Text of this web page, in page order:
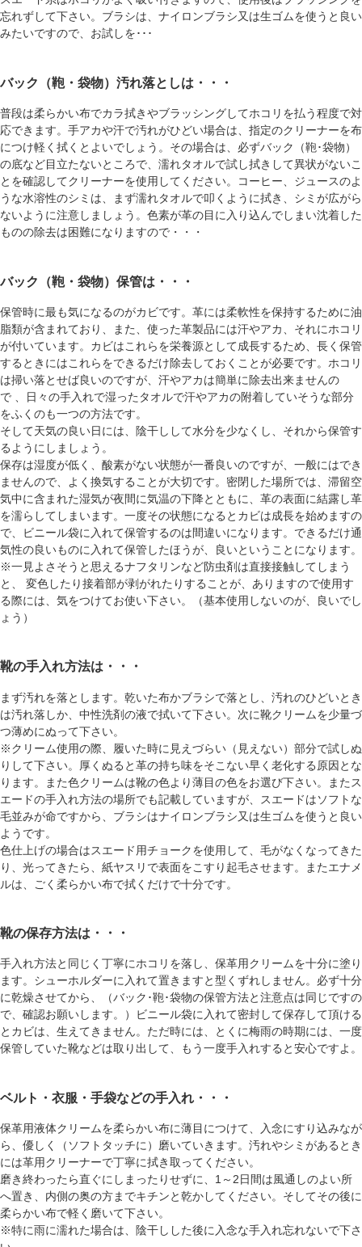
忘れずして下さい。ブラシは、ナイロンブラシ又は生ゴムを使うと良い
みたいですので、お試しを･･･
バック（鞄・袋物）汚れ落としは・・・
普段は柔らかい布でカラ拭きやブラッシングしてホコリを払う程度で対
応できます。手アカや汗で汚れがひどい場合は、指定のクリーナーを布
につけ軽く拭くとよいでしょう。その場合は、必ずバック（鞄･袋物）
の底など目立たないところで、濡れタオルで試し拭きして異状がないこ
とを確認してクリーナーを使用してください。コーヒー、ジュースのよ
うな水溶性のシミは、まず濡れタオルで叩くように拭き、シミが広がら
ないように注意しましょう。色素が革の目に入り込んでしまい沈着した
ものの除去は困難になりますので・・・
バック（鞄・袋物）保管は・・・
保管時に最も気になるのがカビです。革には柔軟性を保持するために油
脂類が含まれており、また、使った革製品には汗やアカ、それにホコリ
が付いています。カビはこれらを栄養源として成長するため、長く保管
するときにはこれらをできるだけ除去しておくことが必要です。ホコリ
は掃い落とせば良いのですが、汗やアカは簡単に除去出来ませんの
で 、日々の手入れで湿ったタオルで汗やアカの附着していそうな部分
をふくのも一つの方法です。
そして天気の良い日には、陰干しして水分を少なくし、それから保管す
るようにしましょう。
保存は湿度が低く、酸素がない状態が一番良いのですが、一般にはでき
ませんので、よく換気することが大切です。密閉した場所では、滞留空
気中に含まれた湿気が夜間に気温の下降とともに、革の表面に結露し革
を濡らしてしまいます。一度その状態になるとカビは成長を始めますの
で、ビニール袋に入れて保管するのは間違いになります。できるだけ通
気性の良いものに入れて保管したほうが、良いということになります。
※一見よさそうと思えるナフタリンなど防虫剤は直接接触してしまう
と、 変色したり接着部が剥がれたりすることが、ありますので使用す
る際には、気をつけてお使い下さい。（基本使用しないのが、良いでし
ょう）
靴の手入れ方法は・・・
まず汚れを落とします。乾いた布かブラシで落とし、汚れのひどいとき
は汚れ落しか、中性洗剤の液で拭いて下さい。次に靴クリームを少量づ
つ薄めにぬって下さい。
※クリーム使用の際、履いた時に見えづらい（見えない）部分で試しぬ
りして下さい。厚くぬると革の持ち味をそこない早く老化する原因とな
ります。また色クリームは靴の色より薄目の色をお選び下さい。またス
エードの手入れ方法の場所でも記載していますが、スエードはソフトな
毛並みが命ですから、ブラシはナイロンブラシ又は生ゴムを使うと良い
ようです。
色仕上げの場合はスエード用チョークを使用して、毛がなくなってきた
り、光ってきたら、紙ヤスリで表面をこすり起毛させます。またエナメ
ルは、ごく柔らかい布で拭くだけで十分です。
靴の保存方法は・・・
手入れ方法と同じく丁寧にホコリを落し、保革用クリームを十分に塗り
ます。シューホルダーに入れて置きますと型くずれしません。必ず十分
に乾燥させてから、（バック･鞄･袋物の保管方法と注意点は同じですの
で、確認お願いします。）ビニール袋に入れて密封して保存して頂ける
とカビは、生えてきません。ただ時には、とくに梅雨の時期には、一度
保管していた靴などは取り出して、もう一度手入れすると安心ですよ。
ベルト・衣服・手袋などの手入れ・・・
保革用液体クリームを柔らかい布に薄目につけて、入念にすり込みなが
ら、優しく（ソフトタッチに）磨いていきます。汚れやシミがあるとき
には革用クリーナーで丁寧に拭き取ってください。
磨き終わったら直ぐにしまったりせずに、1～2日間は風通しのよい所
へ置き、内側の奥の方までキチンと乾かしてください。そしてその後に
柔らかい布で軽く磨いて下さい。
※特に雨に濡れた場合は、陰干しした後に入念な手入れ忘れないで下さ